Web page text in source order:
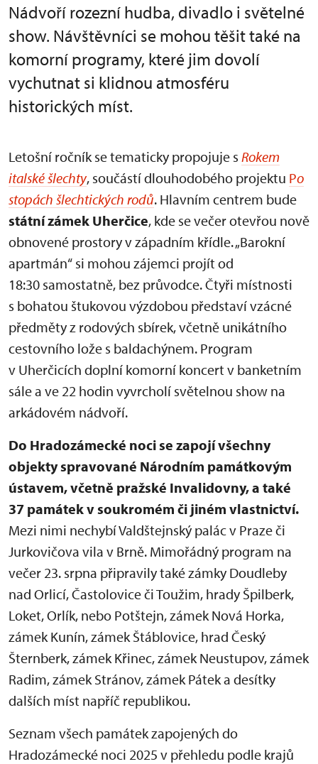
Nádvoří rozezní hudba, divadlo i světelné
show. Návštěvníci se mohou těšit také na
komorní programy, které jim dovolí
vychutnat si klidnou atmosféru
historických míst.
Letošní ročník se tematicky propojuje s Rokem
italské šlechty, součástí dlouhodobého projektu Po
stopách šlechtických rodů. Hlavním centrem bude
státní zámek Uherčice, kde se večer otevřou nově
obnovené prostory v západním křídle. „Barokní
apartmán“ si mohou zájemci projít od
18:30 samostatně, bez průvodce. Čtyři místnosti
s bohatou štukovou výzdobou představí vzácné
předměty z rodových sbírek, včetně unikátního
cestovního lože s baldachýnem. Program
v Uherčicích doplní komorní koncert v banketním
sále a ve 22 hodin vyvrcholí světelnou show na
arkádovém nádvoří.
Do Hradozámecké noci se zapojí všechny
objekty spravované Národním památkovým
ústavem, včetně pražské Invalidovny, a také
37 památek v soukromém či jiném vlastnictví.
Mezi nimi nechybí Valdštejnský palác v Praze či
Jurkovičova vila v Brně. Mimořádný program na
večer 23. srpna připravily také zámky Doudleby
nad Orlicí, Častolovice či Toužim, hrady Špilberk,
Loket, Orlík, nebo Potštejn, zámek Nová Horka,
zámek Kunín, zámek Štáblovice, hrad Český
Šternberk, zámek Křinec, zámek Neustupov, zámek
Radim, zámek Stránov, zámek Pátek a desítky
dalších míst napříč republikou.
Seznam všech památek zapojených do
Hradozámecké noci 2025 v přehledu podle krajů